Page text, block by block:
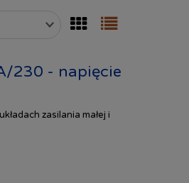
230 - napięcie
zasilania małej i